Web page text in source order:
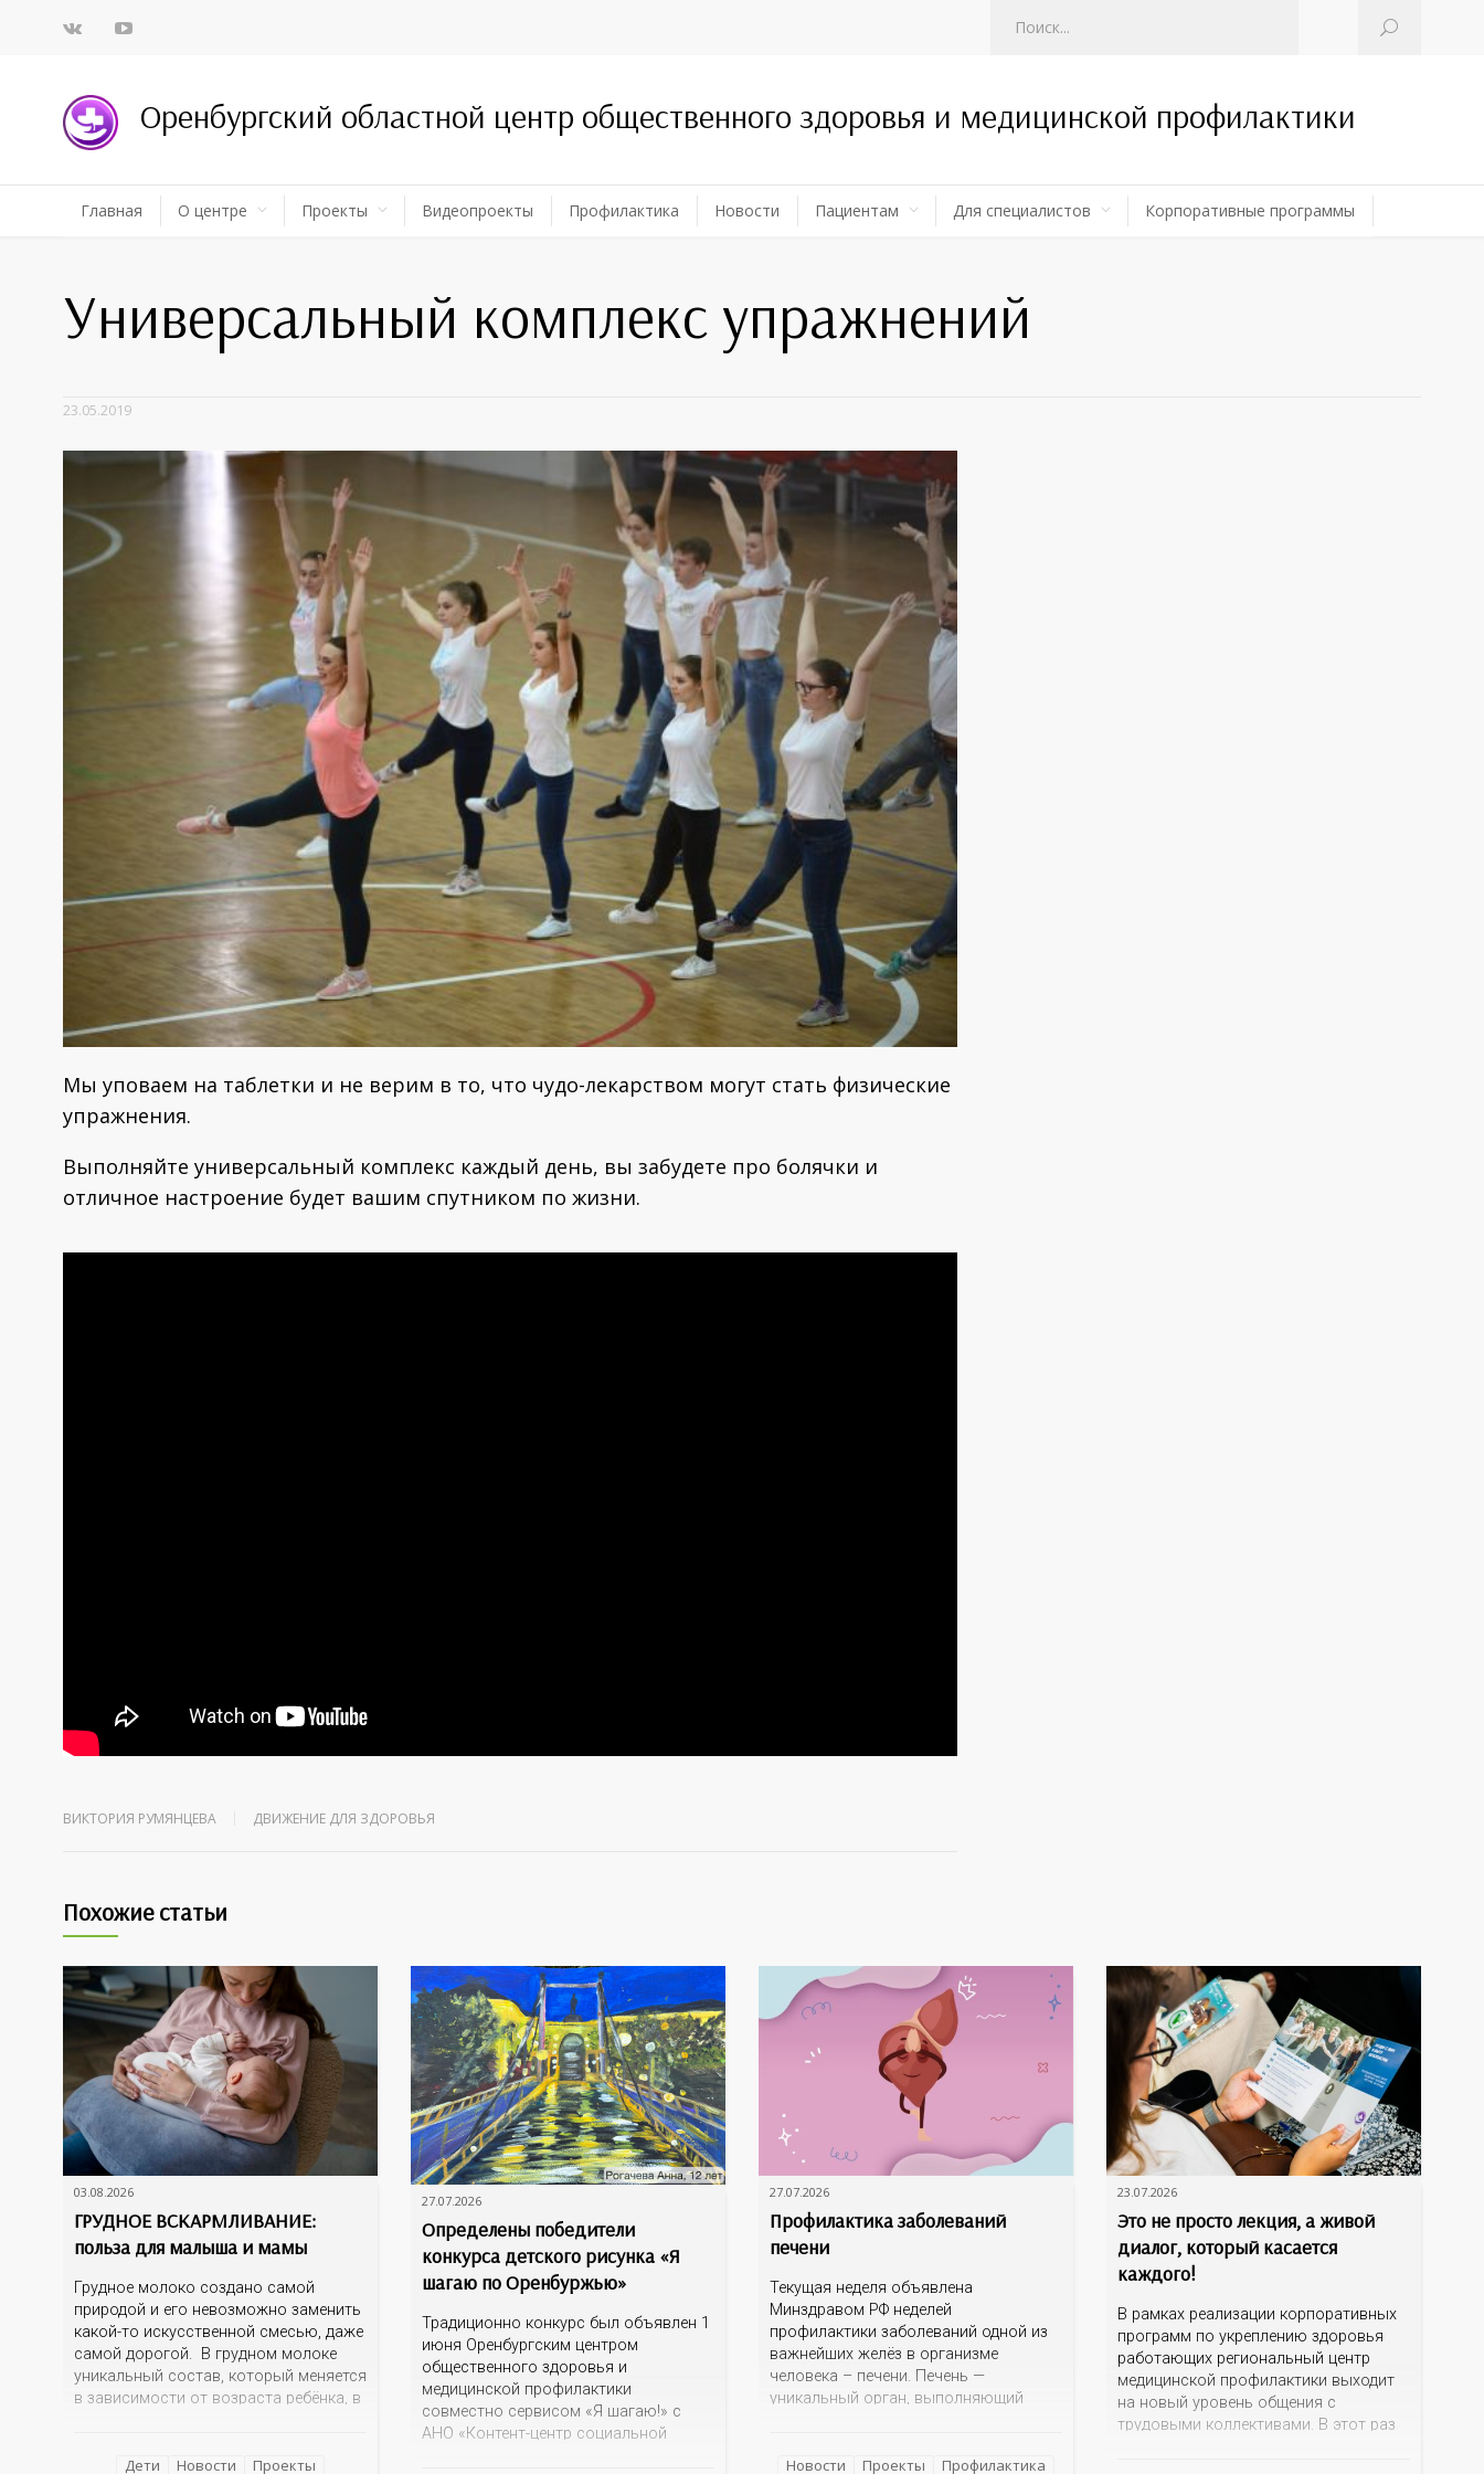
Оренбургский областной центр общественного здоровья и медицинской профилактики
Главная О центре Проекты Видеопроекты Профилактика Новости Пациентам Для специалистов Корпоративные программы
Универсальный комплекс упражнений
23.05.2019
Мы уповаем на таблетки и не верим в то, что чудо-лекарством могут стать физические
упражнения.
Выполняйте универсальный комплекс каждый день, вы забудете про болячки и
отличное настроение будет вашим спутником по жизни.
ВИКТОРИЯ РУМЯНЦЕВА ДВИЖЕНИЕ ДЛЯ ЗДОРОВЬЯ
Похожие статьи
03.08.2026
ГРУДНОЕ ВСКАРМЛИВАНИЕ:
польза для малыша и мамы
Грудное молоко создано самой
природой и его невозможно заменить
какой-то искусственной смесью, даже
самой дорогой. В грудном молоке
уникальный состав, который меняется
в зависимости от возраста ребёнка, в
как малыш подрастает – меняется
Дети Новости
Проекты
27.07.2026
Определены победители
конкурса детского рисунка «Я
шагаю по Оренбуржью»
Традиционно конкурс был объявлен 1
июня Оренбургским центром
общественного здоровья и
медицинской профилактики
совместно сервисом «Я шагаю!» с
АНО «Контент-центр социальной
27.07.2026
Профилактика заболеваний
печени
Текущая неделя объявлена
Минздравом РФ неделей
профилактики заболеваний одной из
важнейших желёз в организме
человека – печени. Печень —
уникальный орган, выполняющий
а также регуляцию обмена веществ.
Новости Проекты
Профилактика
23.07.2026
Это не просто лекция, а живой
диалог, который касается
каждого!
В рамках реализации корпоративных
программ по укреплению здоровья
работающих региональный центр
медицинской профилактики выходит
на новый уровень общения с
трудовыми коллективами. В этот раз